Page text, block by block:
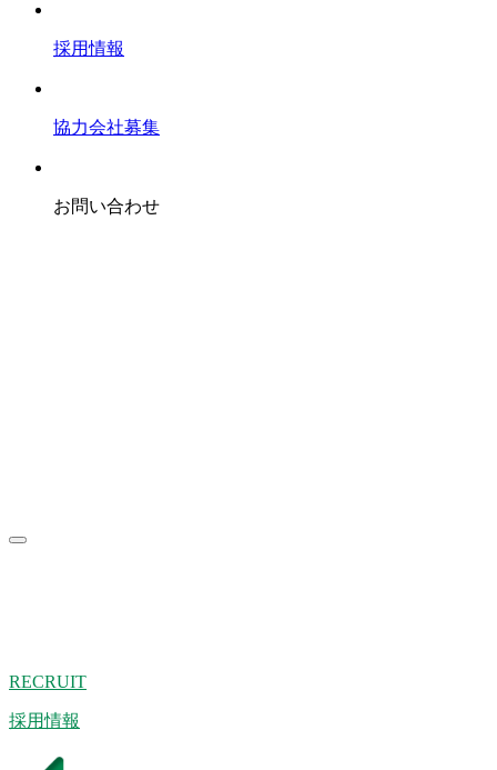
採用情報
協力会社募集
お問い合わせ
RECRUIT
採用情報